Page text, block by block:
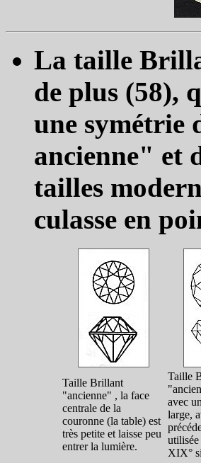
La taille
de plus (58),
une symétrie
ancienne" et
tailles
culasse en
Taille Brillant
"ancienne" , la face
centrale de la
couronne (la table) est
très petite et laisse peu
entrer la lumière.
Taille
avec
large,
XIX°